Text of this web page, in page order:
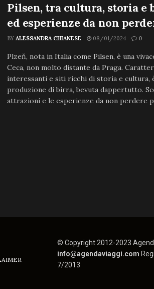
Pilsen, tra cultura, storia e
ed esperienze da non
BY ALESSANDRA CHIANESE 08/01/2024 0
Plzeň, nota in Italia come Pilsen, è una
Ceca, non molto distante da Praga.
interessanti e siti ricchi di storia e cultura,
produzione di birra, bevuta dappertutto.
attrazioni e le esperienze da non perdere
© Copyright 2012-2023
info@agendaviaggi.com
7/2013